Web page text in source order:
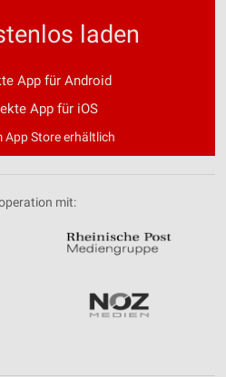
laden
App für Android
App für iOS
App Store erhältlich
mit: